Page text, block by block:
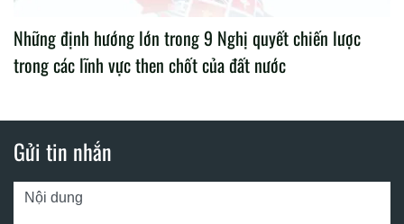
Những định hướng lớn trong 9 Nghị quyết chiến lược
trong các lĩnh vực then chốt của đất nước
Gửi tin nhắn